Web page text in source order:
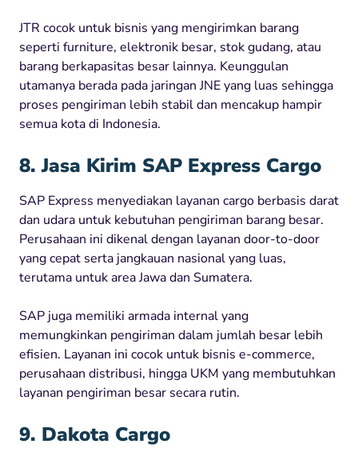
JTR cocok untuk bisnis yang mengirimkan barang
seperti furniture, elektronik besar, stok gudang, atau
barang berkapasitas besar lainnya. Keunggulan
utamanya berada pada jaringan JNE yang luas sehingga
proses pengiriman lebih stabil dan mencakup hampir
semua kota di Indonesia.
8. Jasa Kirim SAP Express Cargo
SAP Express menyediakan layanan cargo berbasis darat
dan udara untuk kebutuhan pengiriman barang besar.
Perusahaan ini dikenal dengan layanan door-to-door
yang cepat serta jangkauan nasional yang luas,
terutama untuk area Jawa dan Sumatera.
SAP juga memiliki armada internal yang
memungkinkan pengiriman dalam jumlah besar lebih
efisien. Layanan ini cocok untuk bisnis e-commerce,
perusahaan distribusi, hingga UKM yang membutuhkan
layanan pengiriman besar secara rutin.
9. Dakota Cargo